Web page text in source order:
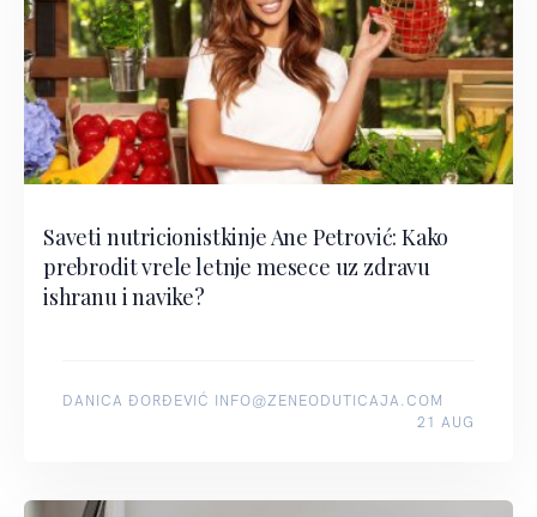
Saveti nutricionistkinje Ane Petrović: Kako
prebrodit vrele letnje mesece uz zdravu
ishranu i navike?
DANICA ĐORĐEVIĆ INFO@ZENEODUTICAJA.COM
21 AUG